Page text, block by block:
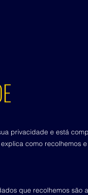
privacidade e está
como recolhemos
que recolhemos são